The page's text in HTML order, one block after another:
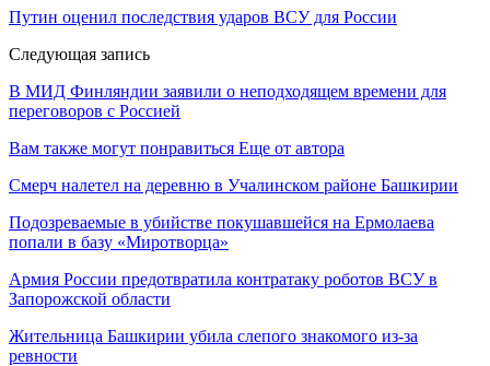
Путин оценил последствия ударов ВСУ для России
Следующая запись
В МИД Финляндии заявили о неподходящем времени для
переговоров с Россией
Вам также могут понравиться Еще от автора
Смерч налетел на деревню в Учалинском районе Башкирии
Подозреваемые в убийстве покушавшейся на Ермолаева
попали в базу «Миротворца»
Армия России предотвратила контратаку роботов ВСУ в
Запорожской области
Жительница Башкирии убила слепого знакомого из-за
ревности